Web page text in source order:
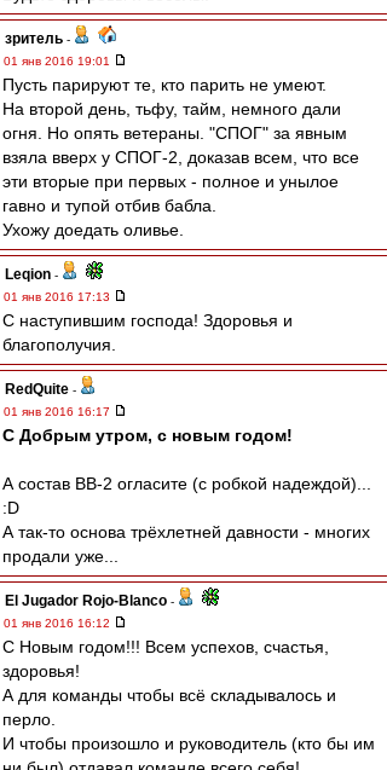
зpитель -
01 янв 2016 19:01
Пусть парируют те, кто парить не умеют.
На второй день, тьфу, тайм, немного дали
огня. Но опять ветераны. "СПОГ" за явным
взяла вверх у СПОГ-2, доказав всем, что все
эти вторые при первых - полное и унылое
гавно и тупой отбив бабла.
Ухожу доедать оливье.
Leqion -
01 янв 2016 17:13
С наступившим господа! Здоровья и
благополучия.
RedQuite -
01 янв 2016 16:17
С Добрым утром, с новым годом!
А состав ВВ-2 огласите (с робкой надеждой)...
:D
А так-то основа трёхлетней давности - многих
продали уже...
El Jugador Rojo-Blanco -
01 янв 2016 16:12
С Новым годом!!! Всем успехов, счастья,
здоровья!
А для команды чтобы всё складывалось и
перло.
И чтобы произошло и руководитель (кто бы им